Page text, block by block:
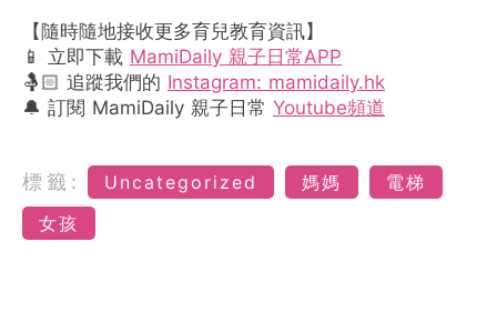
【隨時隨地接收更多育兒教育資訊】
📱 立即下載 MamiDaily 親子日常APP
🤱🏻 追蹤我們的 Instagram: mamidaily.hk
🔔 訂閱 MamiDaily 親子日常 Youtube頻道
標籤: Uncategorized 媽媽
電梯
女孩